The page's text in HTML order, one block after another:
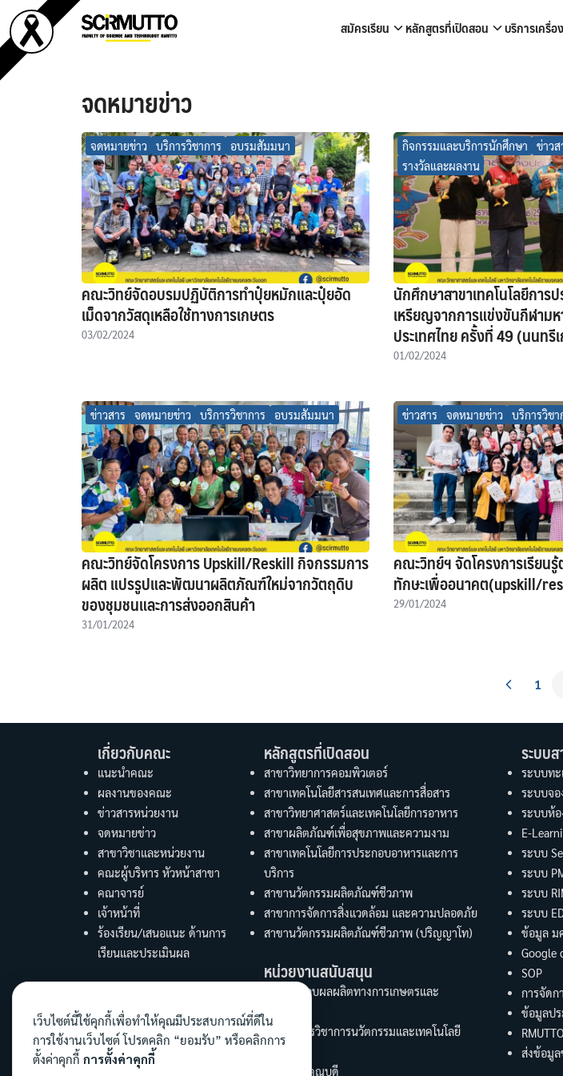
Skip
to
content
สมัครเรียน หลักสูตรที่เปิดสอน บริการเครื่อ
จดหมายข่าว
จดหมายข่าว บริการวิชาการ อบรมสัมมนา
คณะวิทย์จัดอบรมปฏิบัติการทำปุ๋ยหมักและปุ๋ยอัด
เม็ดจากวัสดุเหลือใช้ทางการเกษตร
03/02/2024
กิจกรรมและบริการนักศึกษา ข่าวส
รางวัลและผลงาน
นักศึกษาสาขาเทคโนโลยีการ
เหรียญจากการแข่งขันกีฬาม
ประเทศไทย ครั้งที่ 49 (นนท
01/02/2024
ข่าวสาร จดหมายข่าว บริการวิชาการ อบรมสัมมนา
คณะวิทย์จัดโครงการ Upskill/Reskill กิจกรรมการ
ผลิต แปรรูปและพัฒนาผลิตภัณฑ์ใหม่จากวัตถุดิบ
ของชุมชนและการส่งออกสินค้า
31/01/2024
ข่าวสาร จดหมายข่าว บริการวิชา
คณะวิทย์ฯ จัดโครงการเรีย
ทักษะเพื่ออนาคต(upskill/
29/01/2024
1
เกี่ยวกับคณะ
แนะนำคณะ
ผลงานของคณะ
ข่าวสารหน่วยงาน
จดหมายข่าว
สาขาวิชาและหน่วยงาน
คณะผู้บริหาร หัวหน้าสาขา
คณาจารย์
เจ้าหน้าที่
ร้องเรียน/เสนอแนะ ด้านการ
เรียนและประเมินผล
หลักสูตรที่เปิดสอน
สาขาวิทยาการคอมพิวเตอร์
สาขาเทคโนโลยีสารสนเทศและการสื่อสาร
สาขาวิทยาศาสตร์และเทคโนโลยีการอาหาร
สาขาผลิตภัณฑ์เพื่อสุขภาพและความงาม
สาขาเทคโนโลยีการประกอบอาหารและการ
บริการ
สาขานวัตกรรมผลิตภัณฑ์ชีวภาพ
สาขาการจัดการสิ่งแวดล้อม และความปลอดภัย
สาขานวัตกรรมผลิตภัณฑ์ชีวภาพ (ปริญญาโท)
หน่วยงานสนับสนุน
ศูนย์ทดสอบผลผลิตทางการเกษตรและ
ผลิตภัณฑ์
ศูนย์บริการวิชาการนวัตกรรมและเทคโนโลยี
สำนักงานคณบดี
ระบบ
ระบบท
ระบบจ
ระบบห้
E-
ระบบ
ระบบ
ระบบ
ระบบ
ข้อมูล ม
Google
SOP
การจัดก
ข้อมูลป
ส่งข้อมู
เว็บไซต์นี้ใช้คุกกี้เพื่อทำให้คุณมีประสบการณ์ที่ดีใน
การใช้งานเว็บไซต์ โปรดคลิก “ยอมรับ” หรือคลิกการ
ตั้งค่าคุกกี้ การตั้งค่าคุกกี้